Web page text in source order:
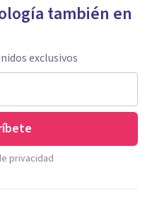
también en
exclusivos
privacidad